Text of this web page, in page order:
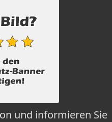
und informieren Sie